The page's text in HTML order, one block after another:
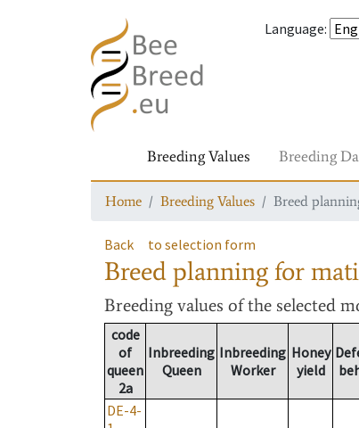
Language:
Breeding Values Breeding
Home Breeding Values Breed
Back to selection form
Breed planning for
Breeding values of the selected
code
of
queen
2a
Inbreeding
Queen
Inbreeding
Worker
Honey
yield
DE-4-